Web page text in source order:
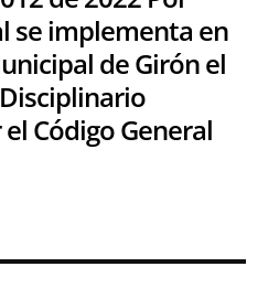
se implementa en
de Girón el
Código General